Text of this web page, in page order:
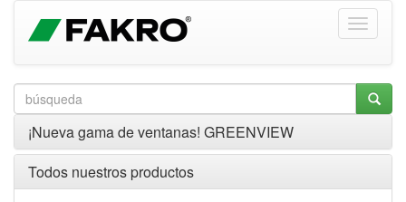
¡Nueva gama de ventanas! GREENVIEW
Todos nuestros productos